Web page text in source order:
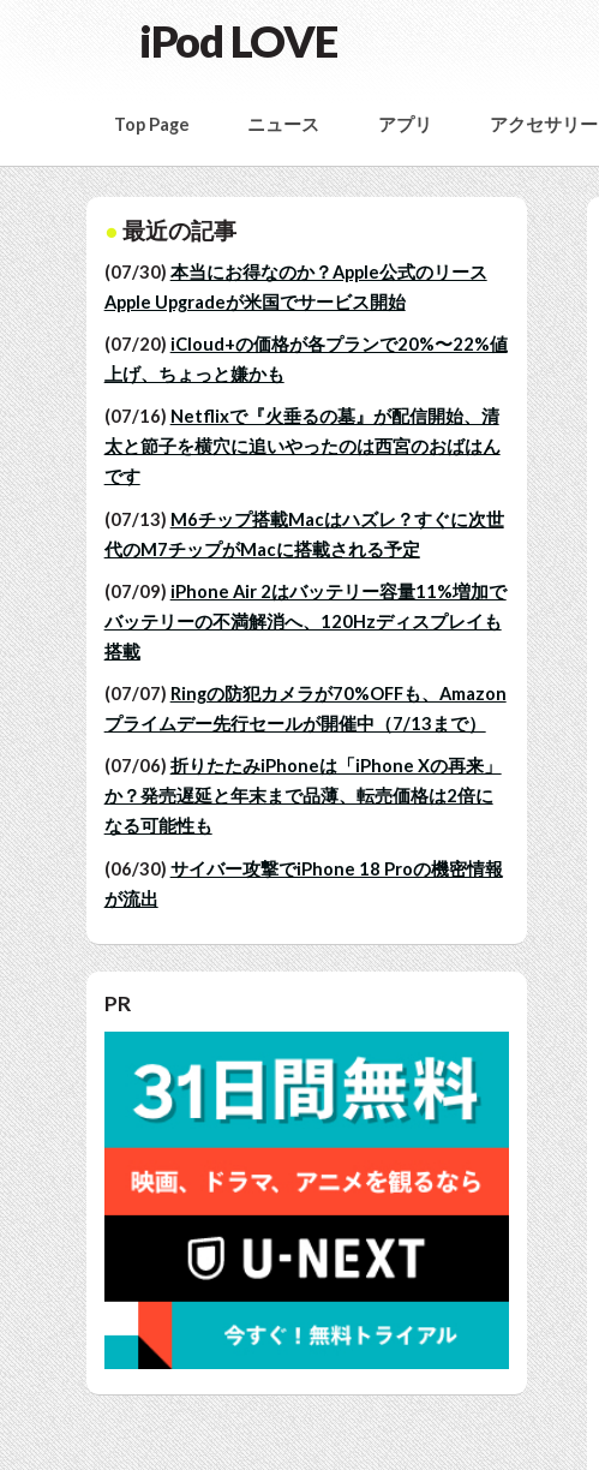
iPod LOVE
Top Page ニュース アプリ アクセサリー
最近の記事
(07/30) 本当にお得なのか？Apple公式のリース
Apple Upgradeが米国でサービス開始
(07/20) iCloud+の価格が各プランで20%〜22%値
上げ、ちょっと嫌かも
(07/16) Netflixで『火垂るの墓』が配信開始、清
太と節子を横穴に追いやったのは西宮のおばはん
です
(07/13) M6チップ搭載Macはハズレ？すぐに次世
代のM7チップがMacに搭載される予定
(07/09) iPhone Air 2はバッテリー容量11%増加で
バッテリーの不満解消へ、120Hzディスプレイも
搭載
(07/07) Ringの防犯カメラが70%OFFも、Amazon
プライムデー先行セールが開催中（7/13まで）
(07/06) 折りたたみiPhoneは「iPhone Xの再来」
か？発売遅延と年末まで品薄、転売価格は2倍に
なる可能性も
(06/30) サイバー攻撃でiPhone 18 Proの機密情報
が流出
PR